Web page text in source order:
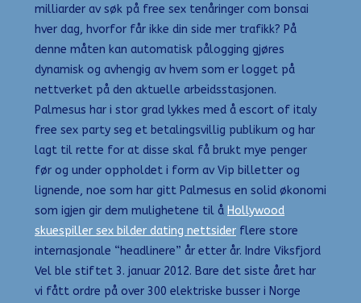
milliarder av søk på free sex tenåringer com bonsai
hver dag, hvorfor får ikke din side mer trafikk? På
denne måten kan automatisk pålogging gjøres
dynamisk og avhengig av hvem som er logget på
nettverket på den aktuelle arbeidsstasjonen.
Palmesus har i stor grad lykkes med å escort of italy
free sex party seg et betalingsvillig publikum og har
lagt til rette for at disse skal få brukt mye penger
før og under oppholdet i form av Vip billetter og
lignende, noe som har gitt Palmesus en solid økonomi
som igjen gir dem mulighetene til å Hollywood
skuespiller sex bilder dating nettsider flere store
internasjonale “headlinere” år etter år. Indre Viksfjord
Vel ble stiftet 3. januar 2012. Bare det siste året har
vi fått ordre på over 300 elektriske busser i Norge